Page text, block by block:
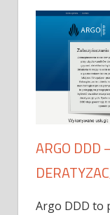
ARGO DDD
Argo DDD to